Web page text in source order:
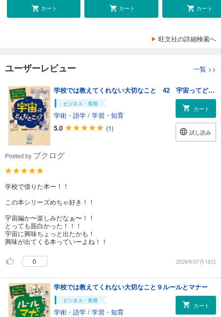
カート カート カート
旺文社の詳細検索へ
ユーザーレビュー 一覧 >>
学校では教えてくれない大切なこと 42 宇宙ってどんなところ？
ビジネス・実用
学術・語学 / 学習・知育
5.0
(1)
カート
試し読み
Posted by ブクログ
学校で借りた本ー！！
この本シリーズめちゃ好き！！
宇宙編か〜楽しみだなぁ〜！！
とっても面白かった！！！
宇宙に興味ちょっと出たかも！
興味が出てくる本っていーよね！！
0 2026年07月16日
学校では教えてくれない大切なこと９ルールとマナー
ビジネス・実用
学術・語学 / 学習・知育
カート